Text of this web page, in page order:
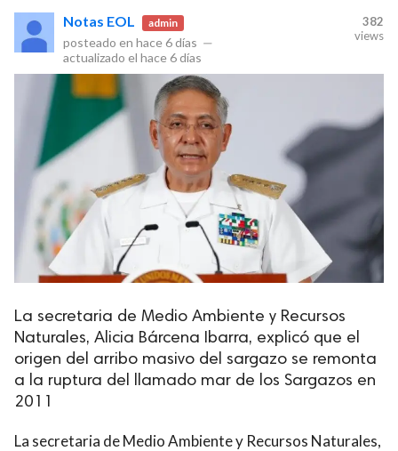
Notas EOL admin
posteado en hace 6 días —
actualizado el hace 6 días
382
views
La secretaria de Medio Ambiente y Recursos
Naturales, Alicia Bárcena Ibarra, explicó que el
origen del arribo masivo del sargazo se remonta
a la ruptura del llamado mar de los Sargazos en
2011
La secretaria de Medio Ambiente y Recursos Naturales,